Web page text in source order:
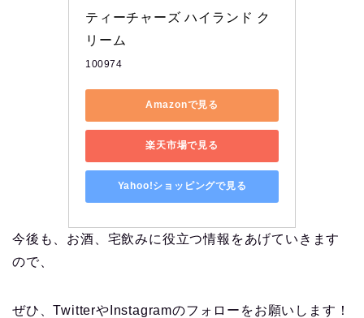
ティーチャーズ ハイランド ク
リーム
100974
Amazonで見る
楽天市場で見る
Yahoo!ショッピングで見る
今後も、お酒、宅飲みに役立つ情報をあげていきます
ので、
ぜひ、TwitterやInstagramのフォローをお願いします！